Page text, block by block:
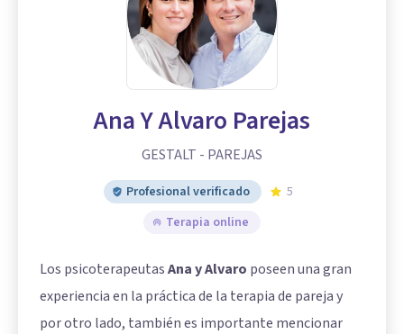
Ana Y Alvaro Parejas
GESTALT - PAREJAS
Profesional verificado
5
Terapia online
Los psicoterapeutasAna y Alvaro poseen una gran
experiencia en la práctica de la terapia de pareja y
por otro lado, también es importante mencionar